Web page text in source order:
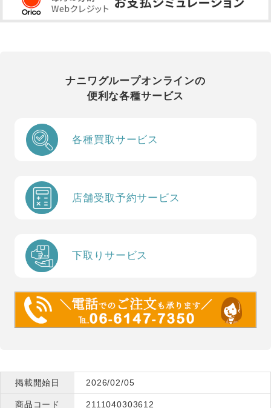
ナニワグループオンラインの
便利な各種サービス
各種買取サービス
店舗受取予約サービス
下取りサービス
掲載開始日 2026/02/05
商品コード 2111040303612